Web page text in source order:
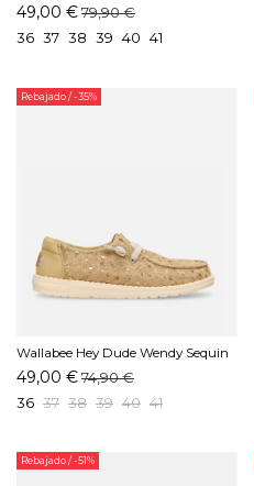
110 Beige
49,00 €79,90 €
36 37 38 39 40 41
Rebajado/ -35%
Wallabee Hey Dude Wendy Sequin
Lace Oliva
49,00 €74,90 €
36 37 38 39 40 41
Rebajado/ -51%